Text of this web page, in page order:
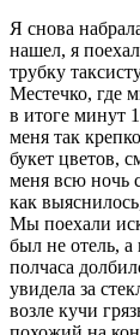
Я снова
нашел, я
трубку
Местечко, где
в итоге минут
меня так
букет цветов,
меня всю ночь
как
Мы поехали
был не отель,
полчаса
увидела за
возле кучи